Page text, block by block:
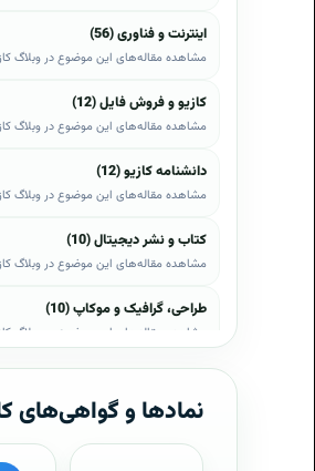
اینترنت و فناوری (56)
مشاهده مقاله‌های این موضوع در وبلاگ
کازیو و فروش فایل (12)
مشاهده مقاله‌های این موضوع در وبلاگ
دانشنامه کازیو (12)
مشاهده مقاله‌های این موضوع در وبلاگ
کتاب و نشر دیجیتال (10)
مشاهده مقاله‌های این موضوع در وبلاگ
طراحی، گرافیک و موکاپ (10)
مشاهده مقاله‌های این موضوع در وبلاگ
مشاهده مقاله‌های این موضوع در وبلاگ
موبایل و اندروید (6)
نمادها و گواهی‌های